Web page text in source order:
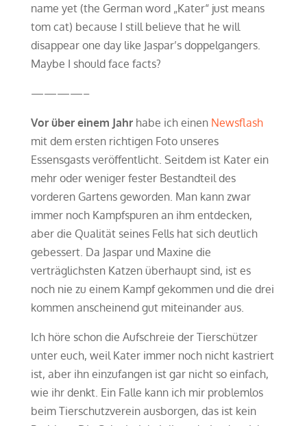
name yet (the German word „Kater“ just means
tom cat) because I still believe that he will
disappear one day like Jaspar’s doppelgangers.
Maybe I should face facts?
————–
Vor über einem Jahrhabe ich einen Newsflash
mit dem ersten richtigen Foto unseres
Essensgasts veröffentlicht. Seitdem ist Kater ein
mehr oder weniger fester Bestandteil des
vorderen Gartens geworden. Man kann zwar
immer noch Kampfspuren an ihm entdecken,
aber die Qualität seines Fells hat sich deutlich
gebessert. Da Jaspar und Maxine die
verträglichsten Katzen überhaupt sind, ist es
noch nie zu einem Kampf gekommen und die drei
kommen anscheinend gut miteinander aus.
Ich höre schon die Aufschreie der Tierschützer
unter euch, weil Kater immer noch nicht kastriert
ist, aber ihn einzufangen ist gar nicht so einfach,
wie ihr denkt. Ein Falle kann ich mir problemlos
beim Tierschutzverein ausborgen, das ist kein